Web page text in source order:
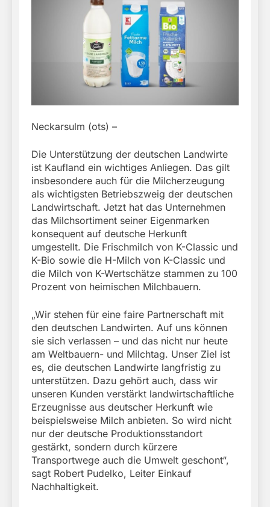
Neckarsulm (ots) –
Die Unterstützung der deutschen Landwirte
ist Kaufland ein wichtiges Anliegen. Das gilt
insbesondere auch für die Milcherzeugung
als wichtigsten Betriebszweig der deutschen
Landwirtschaft. Jetzt hat das Unternehmen
das Milchsortiment seiner Eigenmarken
konsequent auf deutsche Herkunft
umgestellt. Die Frischmilch von K-Classic und
K-Bio sowie die H-Milch von K-Classic und
die Milch von K-Wertschätze stammen zu 100
Prozent von heimischen Milchbauern.
„Wir stehen für eine faire Partnerschaft mit
den deutschen Landwirten. Auf uns können
sie sich verlassen – und das nicht nur heute
am Weltbauern- und Milchtag. Unser Ziel ist
es, die deutschen Landwirte langfristig zu
unterstützen. Dazu gehört auch, dass wir
unseren Kunden verstärkt landwirtschaftliche
Erzeugnisse aus deutscher Herkunft wie
beispielsweise Milch anbieten. So wird nicht
nur der deutsche Produktionsstandort
gestärkt, sondern durch kürzere
Transportwege auch die Umwelt geschont“,
sagt Robert Pudelko, Leiter Einkauf
Nachhaltigkeit.